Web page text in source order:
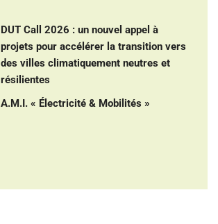
DUT Call 2026 : un nouvel appel à
projets pour accélérer la transition vers
des villes climatiquement neutres et
résilientes
A.M.I. « Électricité & Mobilités »